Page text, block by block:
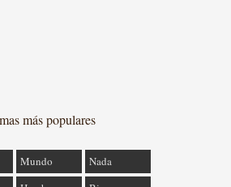
más populares
Mundo
Nada